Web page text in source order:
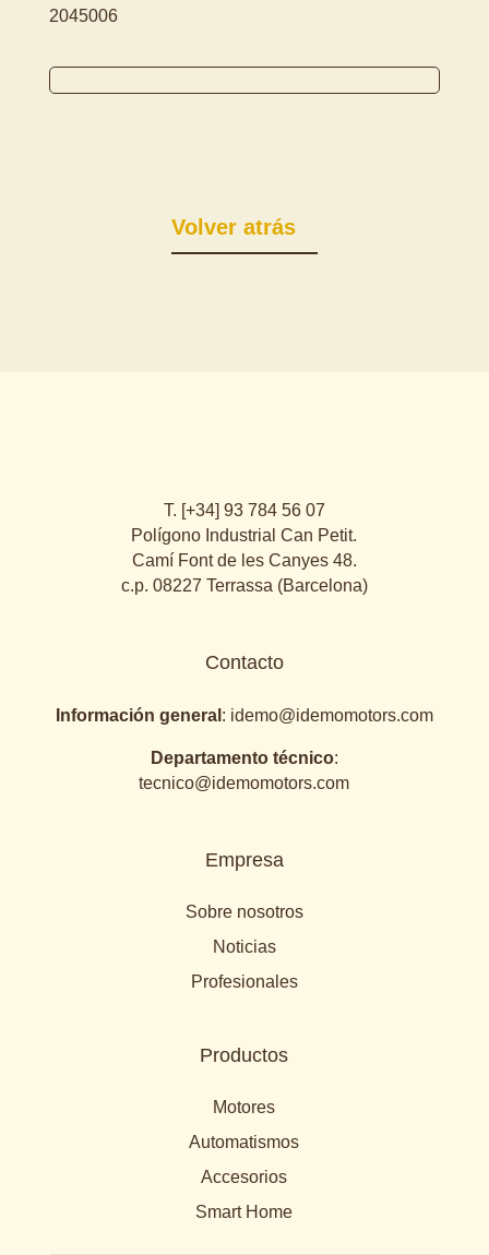
2045006
Volver atrás
T. [+34] 93 784 56 07
Polígono Industrial Can Petit.
Camí Font de les Canyes 48.
c.p. 08227 Terrassa (Barcelona)
Contacto
Información general : idemo@idemomotors.com
Departamento técnico:
tecnico@idemomotors.com
Empresa
Sobre nosotros
Noticias
Profesionales
Productos
Motores
Automatismos
Accesorios
Smart Home